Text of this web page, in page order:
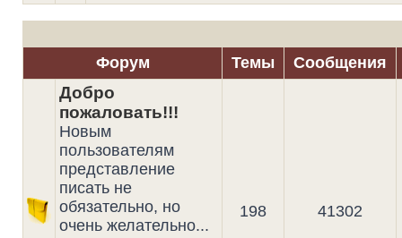
Форум Темы Сообщения
Добро
пожаловать!!!
Новым
пользователям
представление
писать не
обязательно, но
очень желательно...
198 41302